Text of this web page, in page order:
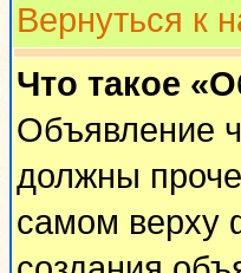
Вернуться к
Что такое
Объявление
должны
самом верху